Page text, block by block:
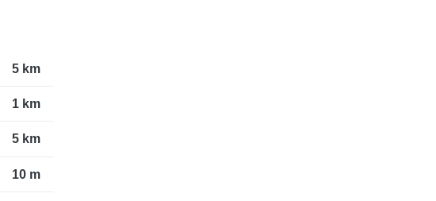
5 km
1 km
5 km
10 m